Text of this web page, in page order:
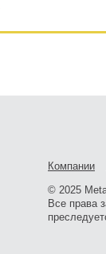
Компании
© 2025
Все права